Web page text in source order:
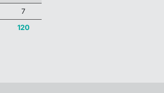
7
120